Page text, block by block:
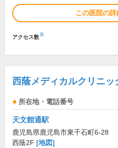
この医院の
アクセス数※
西蔭メディカルクリニッ
所在地・電話番号
天文館通駅
鹿児島県鹿児島市東千石町6-28
西蔭2F [地図]